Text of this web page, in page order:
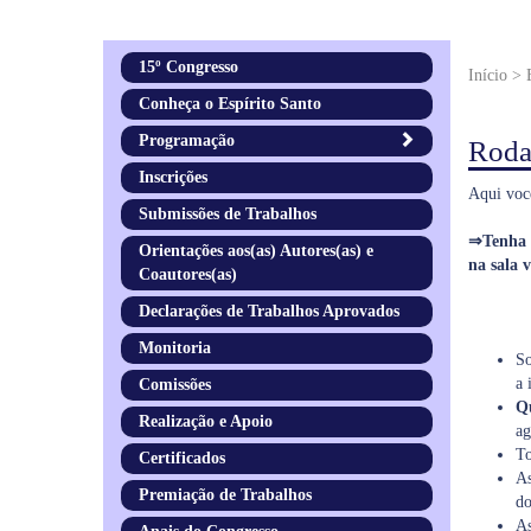
15º Congresso
Conheça o Espírito Santo
Programação
Inscrições
Submissões de Trabalhos
Orientações aos(as) Autores(as) e
Coautores(as)
Declarações de Trabalhos Aprovados
Monitoria
Comissões
Realização e Apoio
Certificados
Premiação de Trabalhos
Início >
Aqui
⇒Tenha
na sala
a